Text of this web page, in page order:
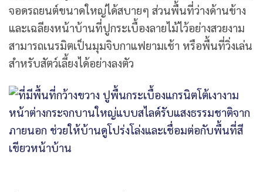
จอดรถยนต์ขนาดใหญ่ได้สบายๆ ส่วนพื้นที่ว่างด้านข้าง
และเฉลียงหน้าบ้านที่ปูกระเบื้องลายไม้ไว้อย่างสวยงาม
สามารถเนรมิตเป็นมุมจิบกาแฟยามเช้า หรือพื้นที่วิ่งเล่น
สำหรับสัตว์เลี้ยงได้อย่างลงตัว